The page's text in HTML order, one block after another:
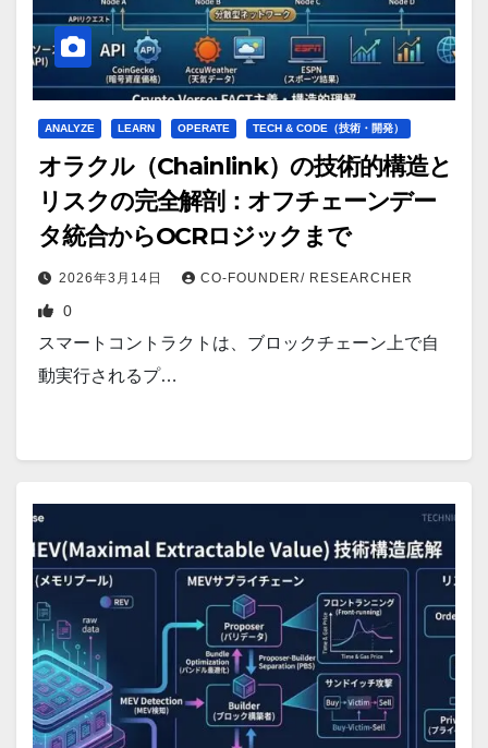
ANALYZE LEARN OPERATE TECH & CODE（技術・開発）
オラクル（Chainlink）の技術的構造と
リスクの完全解剖：オフチェーンデー
タ統合からOCRロジックまで
2026年3月14日 CO-FOUNDER/ RESEARCHER
0
スマートコントラクトは、ブロックチェーン上で自
動実行されるプ…